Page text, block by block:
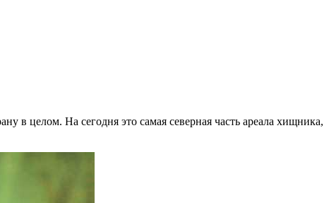
в целом. На сегодня это самая северная часть ареала хищника,